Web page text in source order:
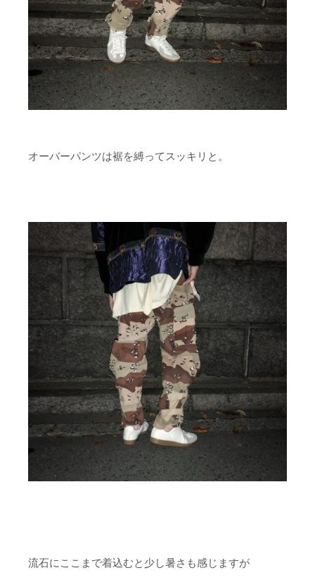
オーバーパンツは裾を縛ってスッキリと。
流石にここまで着込むと少し暑さも感じますが